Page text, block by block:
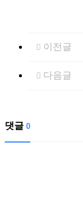
이전글
다음글
댓글 0